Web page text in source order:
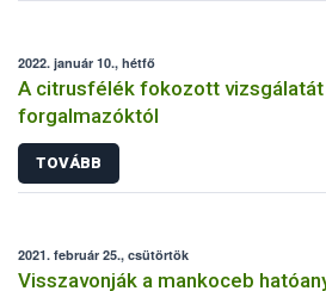
2022. január 10., hétfő
A citrusfélék fokozott vizsgálatát
forgalmazóktól
TOVÁBB
2021. február 25., csütörtök
Visszavonják a mankoceb